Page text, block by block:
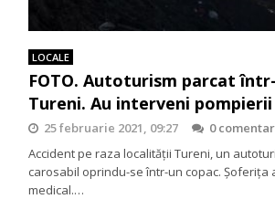
LOCALE
FOTO. Autoturism parcat
Tureni. Au interveni pompierii
25 februarie 2021, 09:27
0
Accident pe raza localității Tureni, un
carosabil oprindu-se într-un copac. Șoferița
medical.…